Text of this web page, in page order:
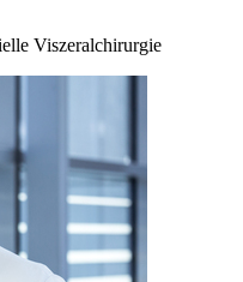
Viszeralchirurgie